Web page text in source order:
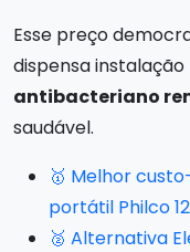
Esse preço
dispensa
antibacteriano
saudável.
🥇 Melhor
portátil Philco
🥈 Alternativa